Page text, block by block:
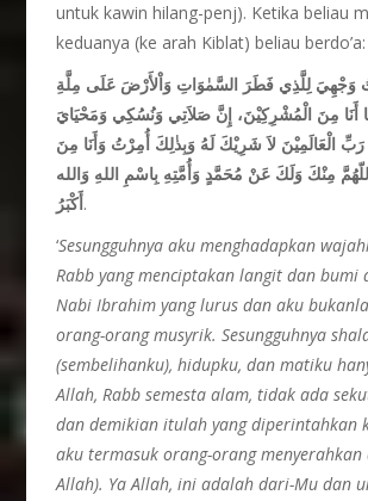
untuk kawin hilang-penj). Ketika beliau
keduanya (ke arah Kiblat) beliau berdo’a:
وَجْهِيَ لِلَّذِي فَطَرَ السَّمٰوَاتِ وَاْلأَرْضَ عَلَى مِلَّةِ
أَنَا مِنَ الْمُشْرِكِيْنَ، إِنَّ صَلاَتِي وَنُسُكِي وَمَحْيَايَ
الْعَالَمِيْنَ لاَ شَرِيْكَ لَهُ وَبِذٰلِكَ أُمِرْتُ وَأَنَا مِنَ
مِنْكَ وَلَكَ عَنْ مُحَمَّدٍ وَأُمَّتِهِ بِاسْمِ اللهِ وَالله
أَكْبَرُ.
‘Sesungguhnya aku menghadapkan
Rabb yang menciptakan langit dan bumi
Nabi Ibrahim yang lurus dan aku
orang-orang musyrik. Sesungguhnya
(sembelihanku), hidupku, dan matiku
Allah, Rabb semesta alam, tidak ada
dan demikian itulah yang diperintahkan
aku termasuk orang-orang
Allah). Ya Allah, ini adalah dari-Mu dan